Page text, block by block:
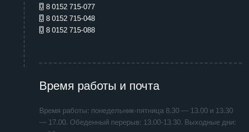
8 0152 715-077
8 0152 715-048
8 0152 715-088
Время работы и почта
Время работы: понедельник-пятница 8.30 — 13.00 и 13.30
— 17.00. Обеденный перерыв: 13.00-13.30. Выходные дни: